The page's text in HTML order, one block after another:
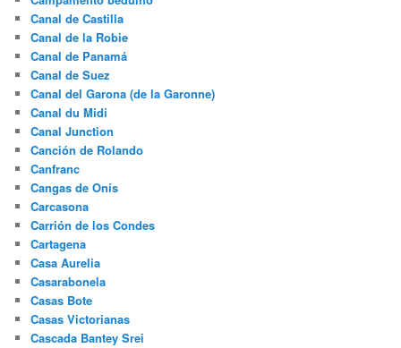
Canal de Castilla
Canal de la Robie
Canal de Panamá
Canal de Suez
Canal del Garona (de la Garonne)
Canal du Midi
Canal Junction
Canción de Rolando
Canfranc
Cangas de Onís
Carcasona
Carrión de los Condes
Cartagena
Casa Aurelia
Casarabonela
Casas Bote
Casas Victorianas
Cascada Bantey Srei